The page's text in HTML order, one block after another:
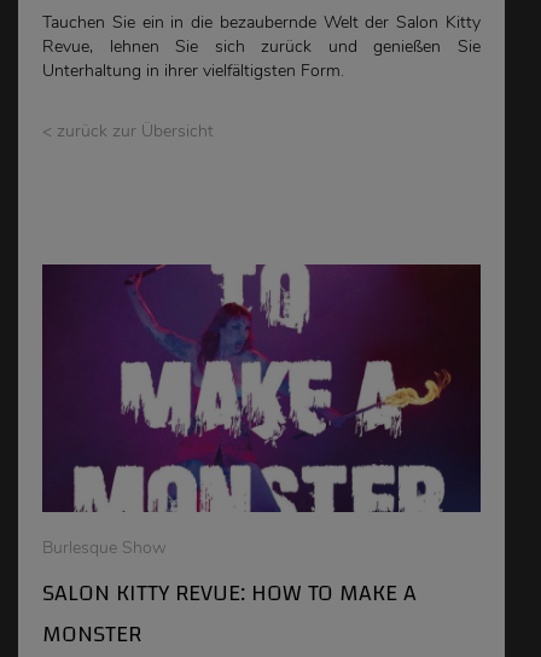
Tauchen Sie ein in die bezaubernde Welt der Salon Kitty
Revue, lehnen Sie sich zurück und genießen Sie
Unterhaltung in ihrer vielfältigsten Form.
< zurück zur Übersicht
Burlesque Show
SALON KITTY REVUE: HOW TO MAKE A
MONSTER